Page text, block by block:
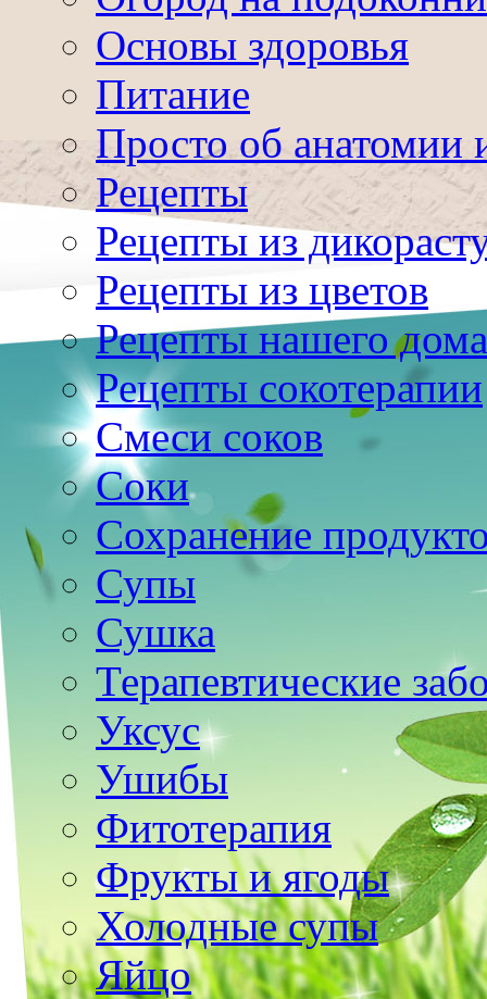
Основы здоровья
Питание
Просто об анатомии
Рецепты
Рецепты из
Рецепты из цветов
Рецепты нашего дома
Рецепты сокотерапии
Смеси соков
Соки
Сохранение
Супы
Сушка
Терапевтические
Уксус
Ушибы
Фитотерапия
Фрукты и ягоды
Холодные супы
Яйцо